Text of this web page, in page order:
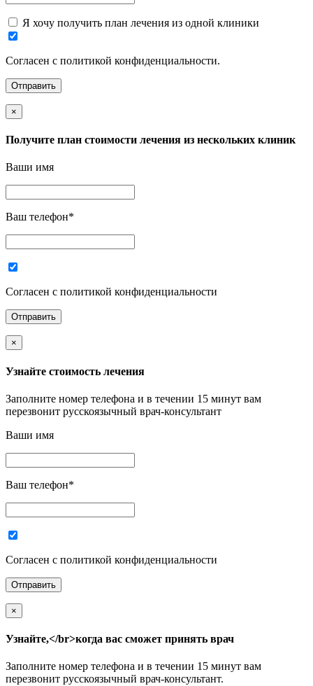
Я хочу получить план лечения из одной клиники
Согласен с политикой конфиденциальности.
×
Получите план стоимости лечения из нескольких клиник
Ваши имя
Ваш телефон*
Согласен с политикой конфиденциальности
×
Узнайте стоимость лечения
Заполните номер телефона и в течении 15 минут вам
перезвонит русскоязычный врач-консультант
Ваши имя
Ваш телефон*
Согласен с политикой конфиденциальности
×
Узнайте,</br>когда вас сможет принять врач
Заполните номер телефона и в течении 15 минут вам
перезвонит русскоязычный врач-консультант.